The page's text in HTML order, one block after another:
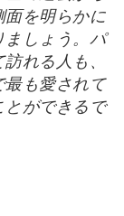
を明らかに
ましょう。パ
れる人も、
最も愛されて
とができるで